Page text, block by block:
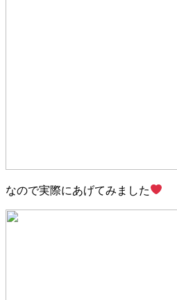
なので実際にあげてみました